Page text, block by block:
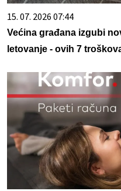
15. 07. 2026 07:44
Većina građana izgubi
letovanje - ovih 7